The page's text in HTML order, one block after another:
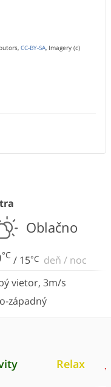
CC-BY-SA, Imagery (c)
Oblačno
°C / 15°C deň / noc
vietor, 3m/s
západný
Relax